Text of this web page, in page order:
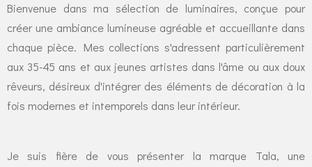
Bienvenue dans ma sélection de luminaires, conçue pour
créer une ambiance lumineuse agréable et accueillante dans
chaque pièce. Mes collections s'adressent particulièrement
aux 35-45 ans et aux jeunes artistes dans l'âme ou aux doux
rêveurs, désireux d'intégrer des éléments de décoration à la
fois modernes et intemporels dans leur intérieur.
Je suis fière de vous présenter la marque Tala, une